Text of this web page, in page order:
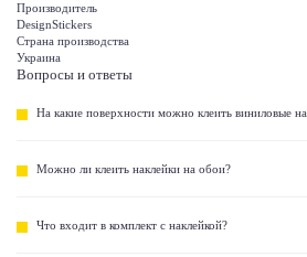
Производитель
DesignStickers
Страна производства
Украина
Вопросы и ответы
На какие поверхности можно клеить виниловые
Можно ли клеить наклейки на обои?
Что входит в комплект с наклейкой?